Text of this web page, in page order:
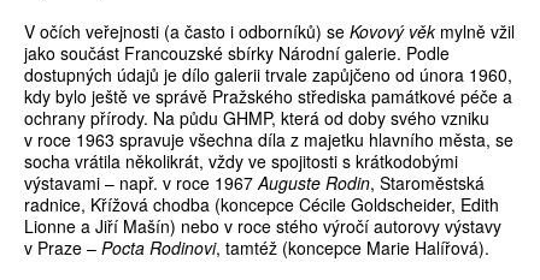
V očích veřejnosti (a často i odborníků) se Kovový věkmylně vžil
jako součást Francouzské sbírky Národní galerie. Podle
dostupných údajů je dílo galerii trvale zapůjčeno od února 1960,
kdy bylo ještě ve správě Pražského střediska památkové péče a
ochrany přírody. Na půdu GHMP, která od doby svého vzniku
v roce 1963 spravuje všechna díla z majetku hlavního města, se
socha vrátila několikrát, vždy ve spojitosti s krátkodobými
výstavami – např. v roce 1967Auguste Rodin, Staroměstská
radnice, Křížová chodba (koncepce Cécile Goldscheider, Edith
Lionne a Jiří Mašín) nebo v roce stého výročí autorovy výstavy
v Praze – Pocta Rodinovi, tamtéž (koncepce Marie Halířová).